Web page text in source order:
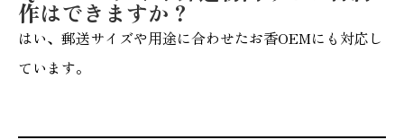
作はできますか？
はい、郵送サイズや用途に合わせたお香OEMにも対応し
ています。